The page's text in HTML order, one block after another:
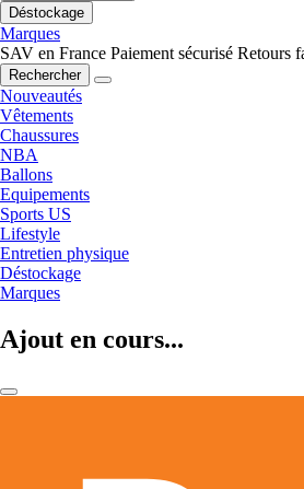
Déstockage
Marques
SAV en France Paiement sécurisé Retours
Rechercher
Nouveautés
Vêtements
Chaussures
NBA
Ballons
Equipements
Sports US
Lifestyle
Entretien physique
Déstockage
Marques
Ajout en cours...